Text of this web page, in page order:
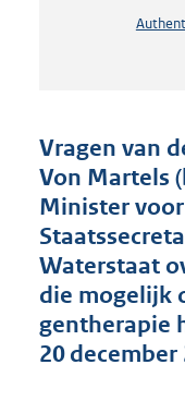
Vragen van
Von Martels
Minister
Waterstaat
die mogelijk
gentherapie
20 december